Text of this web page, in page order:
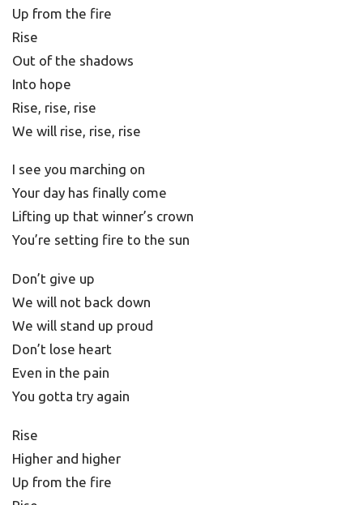
Up from the fire
Rise
Out of the shadows
Into hope
Rise, rise, rise
We will rise, rise, rise
I see you marching on
Your day has finally come
Lifting up that winner’s crown
You’re setting fire to the sun
Don’t give up
We will not back down
We will stand up proud
Don’t lose heart
Even in the pain
You gotta try again
Rise
Higher and higher
Up from the fire